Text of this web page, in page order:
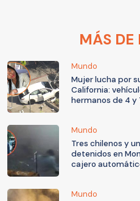
MÁS DE
Mundo
Mujer lucha por
California:
hermanos de 4 y
Mundo
Tres chilenos y
detenidos en
cajero
Mundo